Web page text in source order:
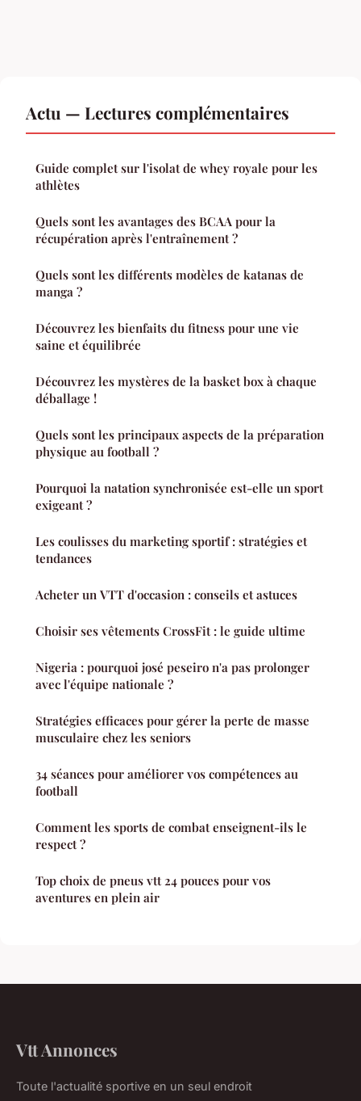
Actu — Lectures complémentaires
Guide complet sur l'isolat de whey royale pour les
athlètes
Quels sont les avantages des BCAA pour la
récupération après l'entraînement ?
Quels sont les différents modèles de katanas de
manga ?
Découvrez les bienfaits du fitness pour une vie
saine et équilibrée
Découvrez les mystères de la basket box à chaque
déballage !
Quels sont les principaux aspects de la préparation
physique au football ?
Pourquoi la natation synchronisée est-elle un sport
exigeant ?
Les coulisses du marketing sportif : stratégies et
tendances
Acheter un VTT d'occasion : conseils et astuces
Choisir ses vêtements CrossFit : le guide ultime
Nigeria : pourquoi josé peseiro n'a pas prolonger
avec l'équipe nationale ?
Stratégies efficaces pour gérer la perte de masse
musculaire chez les seniors
34 séances pour améliorer vos compétences au
football
Comment les sports de combat enseignent-ils le
respect ?
Top choix de pneus vtt 24 pouces pour vos
aventures en plein air
Vtt Annonces
Toute l'actualité sportive en un seul endroit